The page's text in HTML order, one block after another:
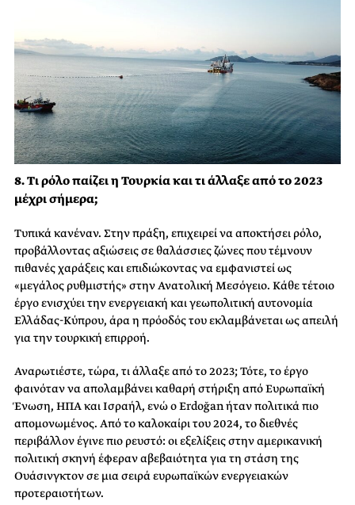
8. Τι ρόλο παίζει η Τουρκία και τι άλλαξε από το 2023
μέχρι σήμερα;
Τυπικά κανέναν. Στην πράξη, επιχειρεί να αποκτήσει ρόλο,
προβάλλοντας αξιώσεις σε θαλάσσιες ζώνες που τέμνουν
πιθανές χαράξεις και επιδιώκοντας να εμφανιστεί ως
«μεγάλος ρυθμιστής» στην Ανατολική Μεσόγειο. Κάθε τέτοιο
έργο ενισχύει την ενεργειακή και γεωπολιτική αυτονομία
Ελλάδας-Κύπρου, άρα η πρόοδός του εκλαμβάνεται ως απειλή
για την τουρκική επιρροή.
Αναρωτιέστε, τώρα, τι άλλαξε από το 2023; Τότε, το έργο
φαινόταν να απολαμβάνει καθαρή στήριξη από Ευρωπαϊκή
Ένωση, ΗΠΑ και Ισραήλ, ενώ ο Erdoğan ήταν πολιτικά πιο
απομονωμένος. Από το καλοκαίρι του 2024, το διεθνές
περιβάλλον έγινε πιο ρευστό: οι εξελίξεις στην αμερικανική
πολιτική σκηνή έφεραν αβεβαιότητα για τη στάση της
Ουάσινγκτον σε μια σειρά ευρωπαϊκών ενεργειακών
προτεραιοτήτων.